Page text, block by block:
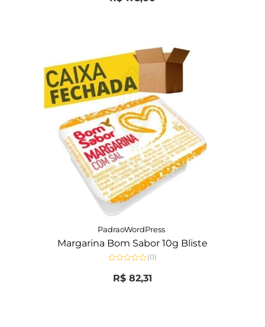
de
PadraoWordPress
Margarina Bom Sabor 10g Bliste
de
(0)
R$ 82,31